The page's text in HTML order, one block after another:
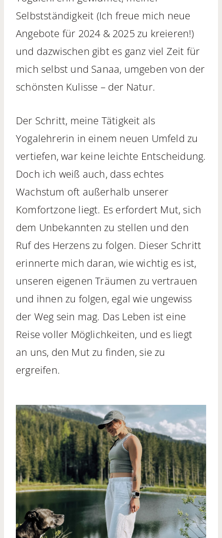
Selbstständigkeit (Ich freue mich neue
Angebote für 2024 & 2025 zu kreieren!)
und dazwischen gibt es ganz viel Zeit für
mich selbst und Sanaa, umgeben von der
schönsten Kulisse – der Natur.
Der Schritt, meine Tätigkeit als
Yogalehrerin in einem neuen Umfeld zu
vertiefen, war keine leichte Entscheidung.
Doch ich weiß auch, dass echtes
Wachstum oft außerhalb unserer
Komfortzone liegt. Es erfordert Mut, sich
dem Unbekannten zu stellen und den
Ruf des Herzens zu folgen. Dieser Schritt
erinnerte mich daran, wie wichtig es ist,
unseren eigenen Träumen zu vertrauen
und ihnen zu folgen, egal wie ungewiss
der Weg sein mag. Das Leben ist eine
Reise voller Möglichkeiten, und es liegt
an uns, den Mut zu finden, sie zu
ergreifen.